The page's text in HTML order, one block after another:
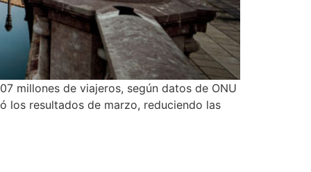
millones de viajeros, según datos de ONU
los resultados de marzo, reduciendo las